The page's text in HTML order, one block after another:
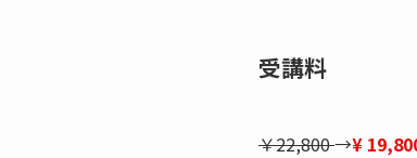
受講料
￥22,800→¥